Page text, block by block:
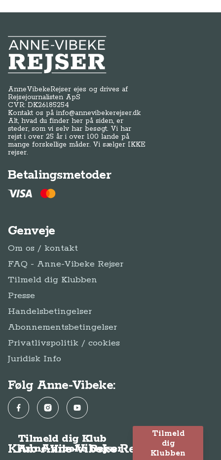
Anne-Vibeke Rejser
AnneVibekeRejser ejes og drives af
Rejsejournalisten ApS
CVR: DK26185254
Kontakt os påinfo@annevibekerejser.dk
Alt, hvad du finder her på siden, er
steder, som vi selv har besøgt. Vi har
rejst i over 25 år i over 100 lande på
mange forskellige måder. Vi sælger IKKE
rejser.
Betalingsmetoder
Genveje
Om os / kontakt
FAQ - Anne-Vibeke Rejser
Tilmeld dig Klubben
Presse
Handelsbetingelser
Abonnementsbetingelser
Privatlivspolitik / cookies
Juridisk Info
Følg Anne-Vibeke:
FacebookInstagramYouTube
Klub Anne-Vibeke Rejser
Tilmeld dig Klub
Anne-Vibeke Rejser
Tilmeld
dig
Klubben